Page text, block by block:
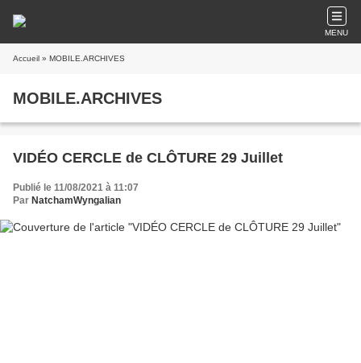
MENU
Accueil » MOBILE.ARCHIVES
MOBILE.ARCHIVES
VIDÉO CERCLE de CLÔTURE 29 Juillet
Publié le 11/08/2021 à 11:07
Par NatchamWyngalian